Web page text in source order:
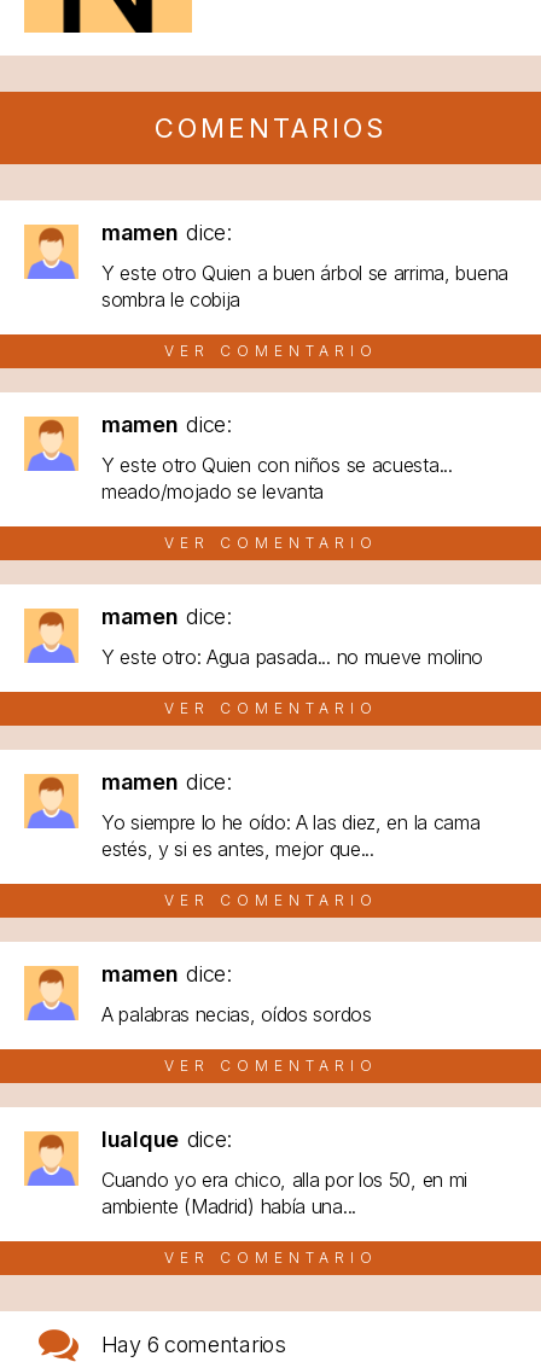
COMENTARIOS
mamen dice:
Y este otro Quien a buen árbol se arrima, buena
sombra le cobija
VER COMENTARIO
mamen dice:
Y este otro Quien con niños se acuesta...
meado/mojado se levanta
VER COMENTARIO
mamen dice:
Y este otro: Agua pasada... no mueve molino
VER COMENTARIO
mamen dice:
Yo siempre lo he oído: A las diez, en la cama
estés, y si es antes, mejor que...
VER COMENTARIO
mamen dice:
A palabras necias, oídos sordos
VER COMENTARIO
lualque dice:
Cuando yo era chico, alla por los 50, en mi
ambiente (Madrid) había una...
VER COMENTARIO
Hay 6 comentarios